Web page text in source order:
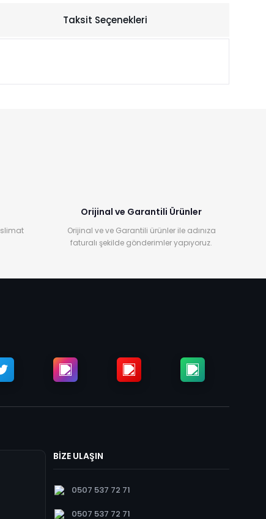
Taksit Seçenekleri
Orijinal ve Garantili Ürünler
Orijinal ve ve Garantili ürünler ile adınıza
faturalı şekilde gönderimler yapıyoruz.
BİZE ULAŞIN
0507 537 72 71
0507 537 72 71